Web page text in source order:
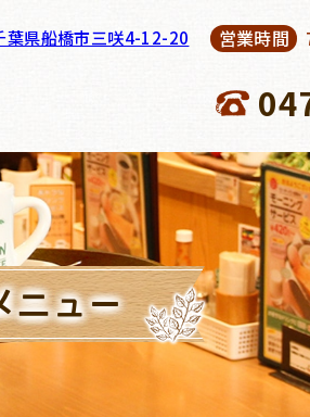
葉県船橋市三咲4-12-20 営業時間
ニュー